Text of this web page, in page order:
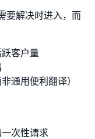
要解决时进入，而
客户量
通用便利翻译）
次性请求